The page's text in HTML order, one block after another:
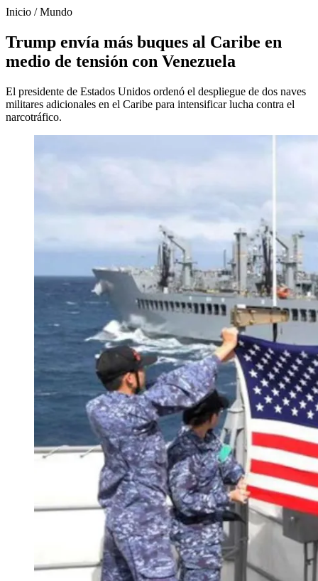
Inicio /Mundo
Trump envía más buques al Caribe en
medio de tensión con Venezuela
El presidente de Estados Unidos ordenó el despliegue de dos naves
militares adicionales en el Caribe para intensificar lucha contra el
narcotráfico.